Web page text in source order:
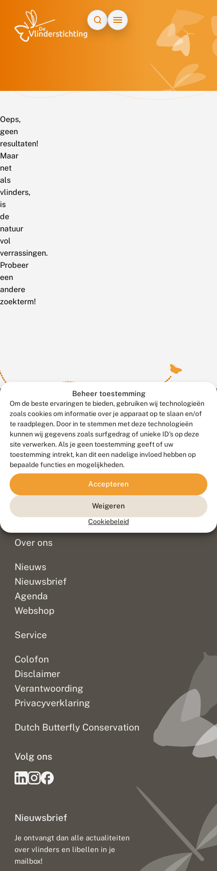
Beheer toestemming
Om de beste ervaringen te bieden, gebruiken wij technologieën
zoals cookies om informatie over je apparaat op te slaan en/of
te raadplegen. Door in te stemmen met deze technologieën
kunnen wij gegevens zoals surfgedrag of unieke ID's op deze
site verwerken. Als je geen toestemming geeft of uw
toestemming intrekt, kan dit een nadelige invloed hebben op
bepaalde functies en mogelijkheden.
Accepteren
Weigeren
Cookiebeleid
Oeps,
geen
resultaten!
Maar
net
als
vlinders,
is
de
natuur
vol
verrassingen.
Probeer
een
andere
zoekterm!
Contact
Veelgestelde vragen
Doneer
Over ons
Nieuws
Nieuwsbrief
Agenda
Webshop
Service
Colofon
Disclaimer
Verantwoording
Privacyverklaring
Dutch Butterfly Conservation
Nieuwsbrief
Je ontvangt dan alle actualiteiten
over vlinders en libellen in je
mailbox!
Volg ons
Meld waarnemingen© 2026 Vlinderstichting
Duurzaam ontwikkeld door
Go2People
, ontworpen door
Blue Field Agency
Privacy
Disclaimer
Sitemap